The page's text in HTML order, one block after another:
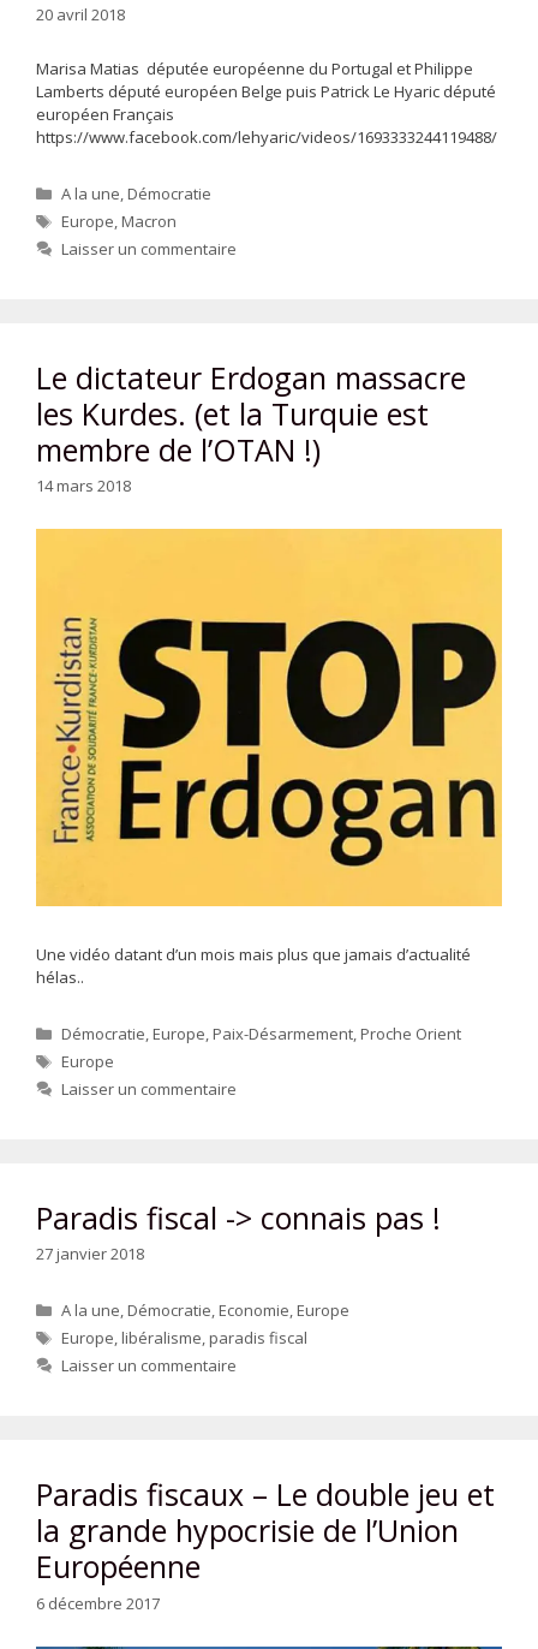
20 avril 2018
Marisa Matias députée européenne du Portugal et Philippe
Lamberts député européen Belge puis Patrick Le Hyaric député
européen Français
https://www.facebook.com/lehyaric/videos/1693333244119488/
Catégories
A la une,Démocratie
Étiquettes
Europe,Macron
Laisser un commentaire
Le dictateur Erdogan massacre
les Kurdes. (et la Turquie est
membre de l’OTAN !)
14 mars 2018
Une vidéo datant d’un mois mais plus que jamais d’actualité
hélas..
Catégories
Démocratie,Europe,Paix-Désarmement,Proche Orient
Étiquettes
Europe
Laisser un commentaire
Paradis fiscal -> connais pas !
27 janvier 2018
Catégories
A la une,Démocratie,Economie,Europe
Étiquettes
Europe,libéralisme,paradis fiscal
Laisser un commentaire
Paradis fiscaux – Le double jeu et
la grande hypocrisie de l’Union
Européenne
6 décembre 2017